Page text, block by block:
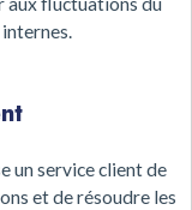
un service client de
et de résoudre les